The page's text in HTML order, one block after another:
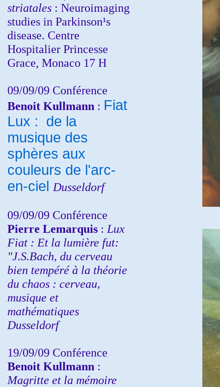
striatales : Neuroimaging
studies in Parkinson¹s
disease. Centre
Hospitalier Princesse
Grace, Monaco 17 H
09/09/09 Conférence
Benoit Kullmann : Fiat
Lux : de la
musique des
sphères aux
couleurs de l'arc-
en-ciel Dusseldorf
09/09/09 Conférence
Pierre Lemarquis : Lux
Fiat : Et la lumière fut:
"J.S.Bach, du cerveau
bien tempéré à la théorie
du chaos : cerveau,
musique et
mathématiques
Dusseldorf
19/09/09 Conférence
Benoit Kullmann :
Magritte et la mémoire